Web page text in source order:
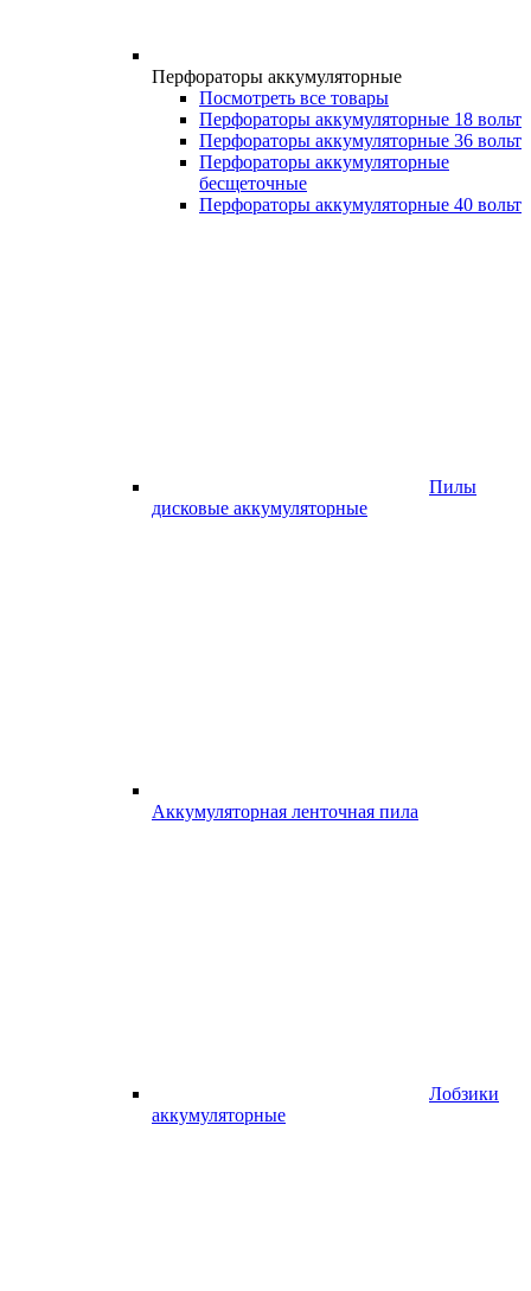
Перфораторы аккумуляторные
Посмотреть все товары
Перфораторы аккумуляторные 18 вольт
Перфораторы аккумуляторные 36 вольт
Перфораторы аккумуляторные
бесщеточные
Перфораторы аккумуляторные 40 вольт
Пилы
дисковые аккумуляторные
Аккумуляторная ленточная пила
Лобзики
аккумуляторные